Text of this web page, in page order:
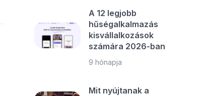
A 12 legjobb
hűségalkalmazás
kisvállalkozások
számára 2026-ban
9 hónapja
Mit nyújtanak a